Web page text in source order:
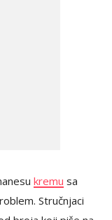
kremu sa
Stručnjaci